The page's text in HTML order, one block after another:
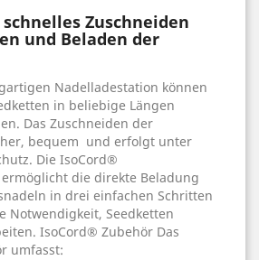
Zuschneiden
und Beladen der
Nadelladestation können
in beliebige Längen
Das Zuschneiden der
bequem und erfolgt unter
Die IsoCord®
die direkte Beladung
in drei einfachen Schritten
Notwendigkeit, Seedketten
IsoCord® Zubehör Das
umfasst: